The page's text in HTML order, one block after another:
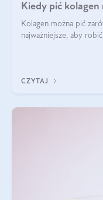
Kiedy pić kolagen
Kolagen można pić
najważniejsze, aby
CZYTAJ